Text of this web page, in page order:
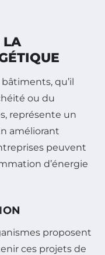
LA
qu’il
ou du
représente un
améliorant
peuvent
d’énergie
proposent
ces projets de